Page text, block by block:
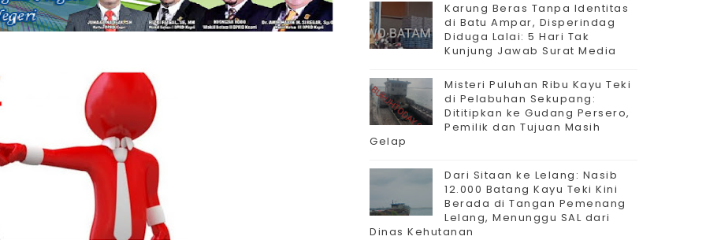
Karung Beras Tanpa Identitas
di Batu Ampar, Disperindag
Diduga Lalai: 5 Hari Tak
Kunjung Jawab Surat Media
Misteri Puluhan Ribu Kayu Teki
di Pelabuhan Sekupang:
Dititipkan ke Gudang Persero,
Pemilik dan Tujuan Masih
Gelap
Dari Sitaan ke Lelang: Nasib
12.000 Batang Kayu Teki Kini
Berada di Tangan Pemenang
Lelang, Menunggu SAL dari
Dinas Kehutanan